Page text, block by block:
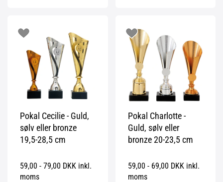
Pokal Cecilie - Guld,
sølv eller bronze
19,5-28,5 cm
59,00 - 79,00 DKK inkl.
moms
Pokal Charlotte -
Guld, sølv eller
bronze 20-23,5 cm
59,00 - 69,00 DKK inkl.
moms